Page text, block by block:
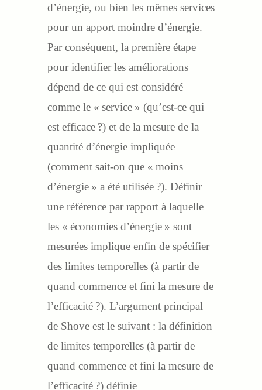
d’énergie, ou bien les mêmes services
pour un apport moindre d’énergie.
Par conséquent, la première étape
pour identifier les améliorations
dépend de ce qui est considéré
comme le « service » (qu’est-ce qui
est efficace ?) et de la mesure de la
quantité d’énergie impliquée
(comment sait-on que « moins
d’énergie » a été utilisée ?). Définir
une référence par rapport à laquelle
les « économies d’énergie » sont
mesurées implique enfin de spécifier
des limites temporelles (à partir de
quand commence et fini la mesure de
l’efficacité ?). L’argument principal
de Shove est le suivant : la définition
de limites temporelles (à partir de
quand commence et fini la mesure de
l’efficacité ?) définie